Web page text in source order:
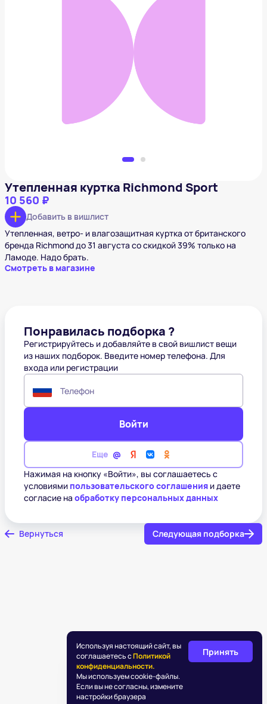
Утепленная куртка Richmond Sport
10 560 ₽
Добавить в вишлист
Утепленная куртка Richmond Sport
10 560 ₽
Добавить в вишлист
Утепленная, ветро- и влагозащитная куртка от британского
бренда Richmond до 31 августа со скидкой 39% только на
Ламоде. Надо брать.
Смотреть в магазине
Понравилась подборка ?
Регистрируйтесь и добавляйте в свой вишлист вещи
из наших подборок. Введите номер телефона. Для
входа или регистрации
Телефон
Войти
Еще
Нажимая на кнопку «Войти», вы соглашаетесь с
условиями пользовательского соглашения и даете
согласие на обработку персональных данных
Вернуться Следующая подборка
Используя настоящий сайт, вы
соглашаетесь сПолитикой
конфиденциальности.
Мы используем cookie-файлы.
Если вы не согласны, измените
настройки браузера
Принять